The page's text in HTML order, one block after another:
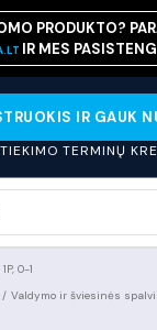
PRODUKTO?
IR MES
IR GAUK
TERMINŲ
0-1
Valdymo ir šviesinės
/